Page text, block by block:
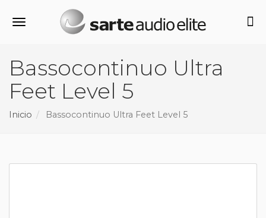
Alternar navegación
Bassocontinuo Ultra
Feet Level 5
Inicio Bassocontinuo Ultra Feet Level 5